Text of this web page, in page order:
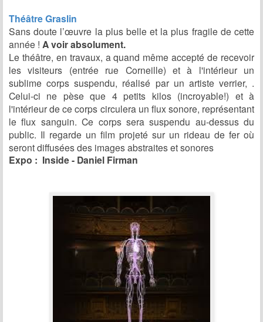
Théâtre Graslin
Sans doute l’œuvre la plus belle et la plus fragile de cette
année ! A voir absolument.
Le théâtre, en travaux, a quand même accepté de recevoir
les visiteurs (entrée rue Corneille) et à l'intérieur un
sublime corps suspendu, réalisé par un artiste verrier, .
Celui-ci ne pèse que 4 petits kilos (incroyable!) et à
l'intérieur de ce corps circulera un flux sonore, représentant
le flux sanguin. Ce corps sera suspendu au-dessus du
public. Il regarde un film projeté sur un rideau de fer où
seront diffusées des images abstraites et sonores
Expo : Inside - Daniel Firman